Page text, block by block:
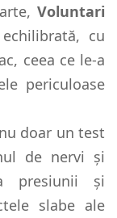
Voluntari
cu
ceea ce le-a
periculoase
doar un test
de nervi și
presiunii și
slabe ale